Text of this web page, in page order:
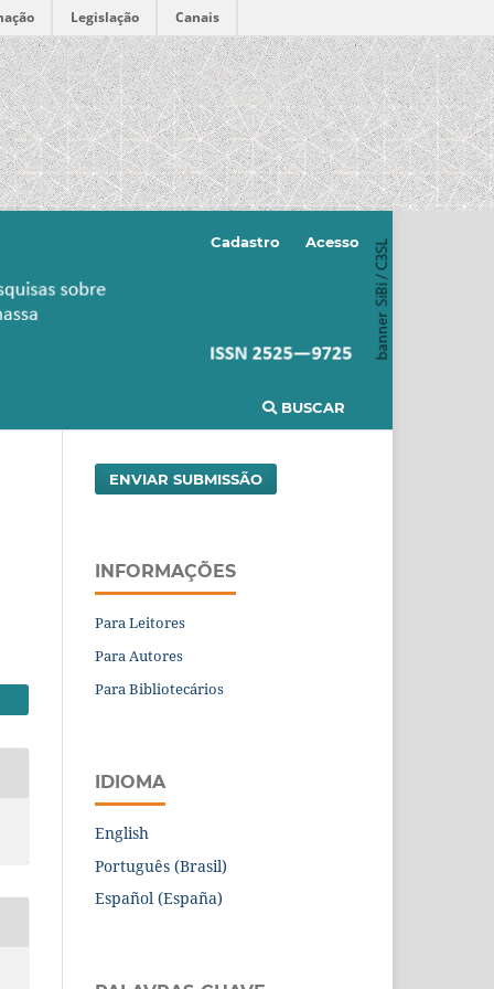
Legislação Canais
BUSCAR
Cadastro Acesso
ENVIAR SUBMISSÃO
INFORMAÇÕES
Para Leitores
Para Autores
Para Bibliotecários
IDIOMA
English
Português (Brasil)
Español (España)